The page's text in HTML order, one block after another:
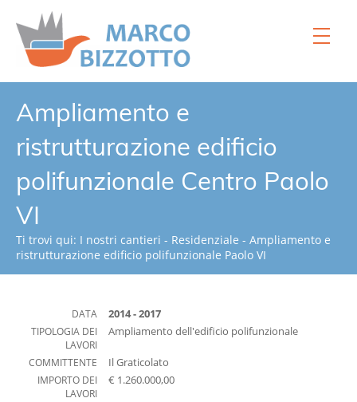
Home
Chi siamo
Servizi
Processi
Strumenti
I nostri cantieri
Video
News
Newsletter
Ampliamento e
ristrutturazione edificio
polifunzionale Centro Paolo
VI
Ti trovi qui: I nostri cantieri - Residenziale - Ampliamento e
ristrutturazione edificio polifunzionale Paolo VI
DATA
2014 - 2017
TIPOLOGIA DEI
LAVORI
Ampliamento dell'edificio polifunzionale
COMMITTENTE
Il Graticolato
IMPORTO DEI
LAVORI
€ 1.260.000,00